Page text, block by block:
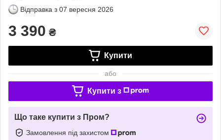
Відправка з 07 вересня 2026
3 390 ₴
Купити
або
Купити з
Що таке купити з Пром?
Замовлення під захистом